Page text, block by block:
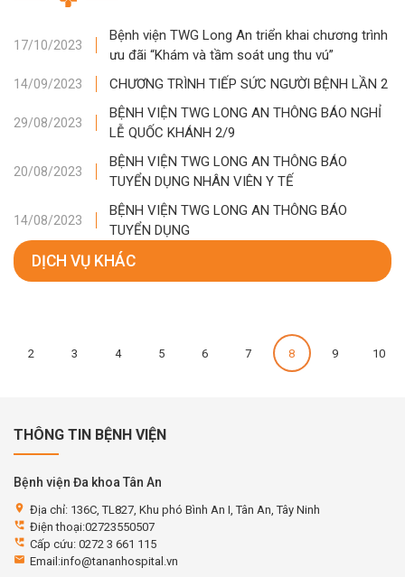
17/10/2023
Bệnh viện TWG Long An triển khai chương trình
ưu đãi “Khám và tầm soát ung thu vú”
14/09/2023 CHƯƠNG TRÌNH TIẾP SỨC NGƯỜI BỆNH LẦN 2
29/08/2023
BỆNH VIỆN TWG LONG AN THÔNG BÁO NGHỈ
LỄ QUỐC KHÁNH 2/9
20/08/2023
BỆNH VIỆN TWG LONG AN THÔNG BÁO
TUYỂN DỤNG NHÂN VIÊN Y TẾ
14/08/2023
BỆNH VIỆN TWG LONG AN THÔNG BÁO
TUYỂN DỤNG
DỊCH VỤ KHÁC
2 3 4 5 6 7 8 9 10
THÔNG TIN BỆNH VIỆN
Bệnh viện Đa khoa Tân An
location_on Địa chỉ: 136C, TL827, Khu phó Bình An I, Tân An, Tây Ninh
perm_phone_msg Điện thoại:02723550507
perm_phone_msg Cấp cứu: 0272 3 661 115
email Email:info@tananhospital.vn